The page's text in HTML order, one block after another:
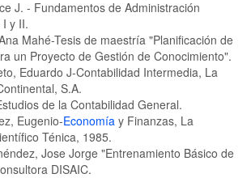
J. - Fundamentos de Administración
y II.
Mahé-Tesis de maestría "Planificación de
un Proyecto de Gestión de Conocimiento".
Eduardo J-Contabilidad Intermedia, La
S.A.
de la Contabilidad General.
Eugenio-Economía y Finanzas, La
Ténica, 1985.
Jose Jorge "Entrenamiento Básico de
DISAIC.